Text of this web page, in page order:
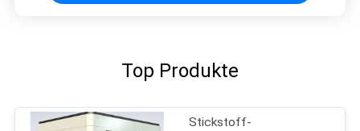
Top Produkte
Stickstoff-